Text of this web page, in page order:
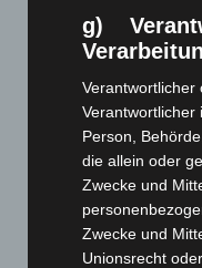
g)
Verantwortlicher
Verantwortlicher
Person,
die allein oder
Zwecke und
Zwecke und
Unionsrecht